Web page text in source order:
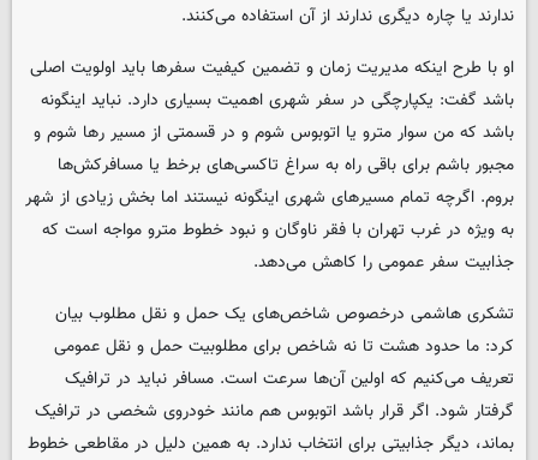
ندارند یا چاره دیگری ندارند از آن استفاده می‌کنند.
او با طرح اینکه مدیریت زمان و تضمین کیفیت سفرها باید اولویت اصلی
باشد گفت: یکپارچگی در سفر شهری اهمیت بسیاری دارد. نباید اینگونه
باشد که من سوار مترو یا اتوبوس شوم و در قسمتی از مسیر رها شوم و
مجبور باشم برای باقی راه به سراغ تاکسی‌های برخط یا مسافرکش‌ها
بروم. اگرچه تمام مسیرهای شهری اینگونه نیستند اما بخش زیادی از شهر
به ویژه در غرب تهران با فقر ناوگان و نبود خطوط مترو مواجه است که
جذابیت سفر عمومی را کاهش می‌دهد.
تشکری هاشمی درخصوص شاخص‌های یک حمل و نقل مطلوب بیان
کرد: ما حدود هشت تا نه شاخص برای مطلوبیت حمل و نقل عمومی
تعریف می‌کنیم که اولین آن‌ها سرعت است. مسافر نباید در ترافیک
گرفتار شود. اگر قرار باشد اتوبوس هم مانند خودروی شخصی در ترافیک
بماند، دیگر جذابیتی برای انتخاب ندارد. به همین دلیل در مقاطعی خطوط